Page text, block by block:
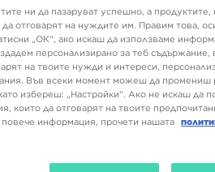
NEW
86,91
ни да пазаруват успешно, а продуктите,
отговарят на нуждите им. Правим това,
„ОК“, ако искаш да използваме
персонализирано за теб
на твоите нужди и интереси,
Във всеки момент можеш да промениш
избереш: „Настройки“. Ако не искаш да
които да отговарят на твоите
информация, прочети нашата